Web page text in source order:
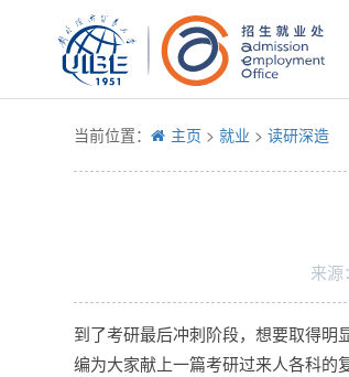
当前位置： 主页 > 就业 > 读研深造
来源：
到了考研最后冲刺阶段，想要取得明
编为大家献上一篇考研过来人各科的